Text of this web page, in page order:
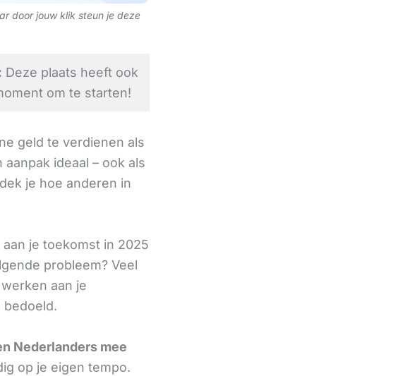
door jouw klik steun je deze
Deze plaats heeft ook
om te starten!
geld te verdienen als
ideaal – ook als
je hoe anderen in
je toekomst in 2025
probleem? Veel
aan je
bedoeld.
Nederlanders mee
op je eigen tempo.